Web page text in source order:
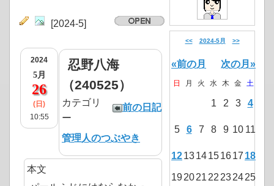
[2024-5]
2024
5月
26
(日)
10:55
忍野八海
（240525）
前の日記
カテゴリ
ー
管理人のつぶやき
本文
<< 2024-5月 >>
«前の月 次の月»
日 月 火 水 木 金 土
1 2 3 4
5 6 7 8 9 10 11
121314151617 18
192021 22 232425